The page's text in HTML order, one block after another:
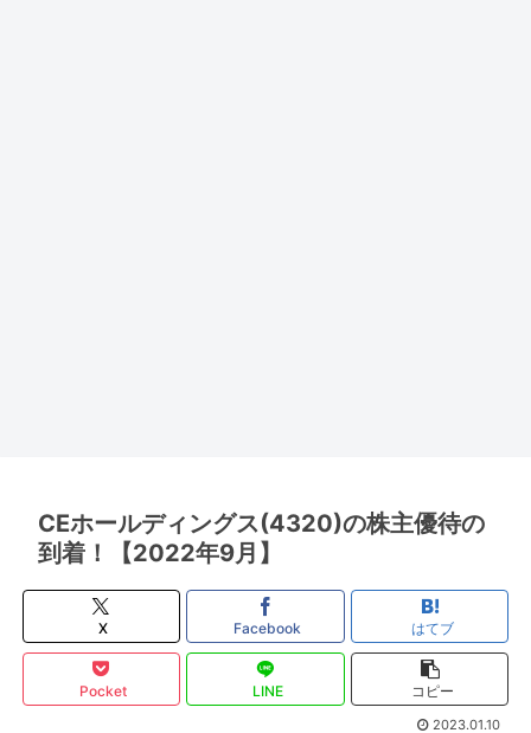
CEホールディングス(4320)の株主優待の
到着！【2022年9月】
X Facebook はてブ
Pocket LINE コピー
2023.01.10